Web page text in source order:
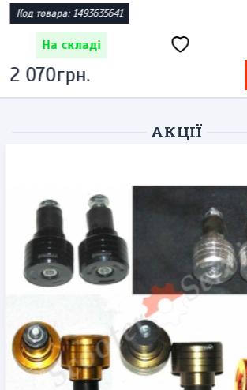
Код товара: 52279612
На складі
598грн.
АКЦІЇ